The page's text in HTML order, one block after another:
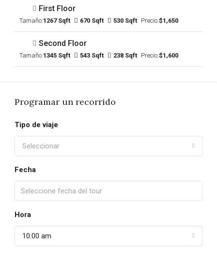
First Floor
Tamaño:1267 Sqft 670 Sqft 530 Sqft Precio:$1,650
Second Floor
Tamaño:1345 Sqft 543 Sqft 238 Sqft Precio:$1,600
Programar un recorrido
Tipo de viaje
Seleccionar
Fecha
Hora
10:00 am